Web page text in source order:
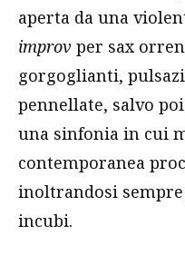
aperta da una
improv per sax
gorgoglianti,
pennellate, salvo
una sinfonia in cui
contemporanea
inoltrandosi
incubi.